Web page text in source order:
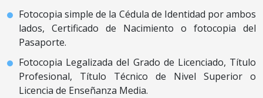
Fotocopia simple de la Cédula de Identidad por ambos
lados, Certificado de Nacimiento o fotocopia del
Pasaporte.
Fotocopia Legalizada del Grado de Licenciado, Título
Profesional, Título Técnico de Nivel Superior o
Licencia de Enseñanza Media.